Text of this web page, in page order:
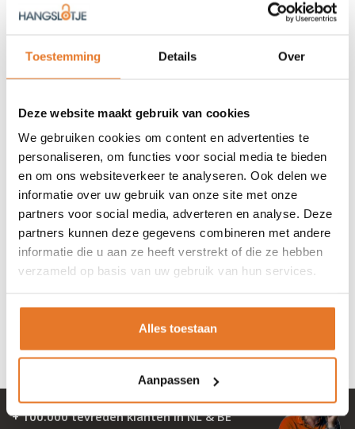
Toestemming Details Over
Deze website maakt gebruik van cookies
We gebruiken cookies om content en advertenties te
personaliseren, om functies voor social media te bieden
en om ons websiteverkeer te analyseren. Ook delen we
informatie over uw gebruik van onze site met onze
partners voor social media, adverteren en analyse. Deze
partners kunnen deze gegevens combineren met andere
informatie die u aan ze heeft verstrekt of die ze hebben
verzameld op basis van uw gebruik van hun services.
Alles toestaan
Aanpassen
Tri-Circus Messing Hangsloten
voor gelijksluitende of verschillend sluitende sloten, Tri-Circus
biedt een oplossing voor elke beveiligingsbehoefte.
Gelijksluitend:Eén sleutel opent meerdere sloten – ideaal voor
gemak en efficiëntie.
Verschillend sluitend:Elk slot heeft een unieke sleutel –
verhoogt de veiligheid.
Voordeelsets:Bespaar met sets van meerdere sloten, perfect
voor grootschalig gebruik.
Tri-Circus hangsloten zijn vervaardigd uit hoogwaardig messing
en voorzien van een geharde stalen beugel, wat zorgt voor
optimale bescherming tegen corrosie en inbraakpogingen. Met
synoniem voor kwaliteit en betrouwbaarheid.
+ 100.000 tevreden klanten in NL & BE